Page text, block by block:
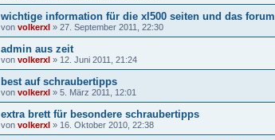
wichtige information für die xl500 seiten und das forum
von volkerxl » 27. September 2011, 22:30
admin aus zeit
von volkerxl » 12. Juni 2011, 21:24
best auf schraubertipps
von volkerxl » 5. März 2011, 12:01
extra brett für besondere schraubertipps
von volkerxl » 16. Oktober 2010, 22:38